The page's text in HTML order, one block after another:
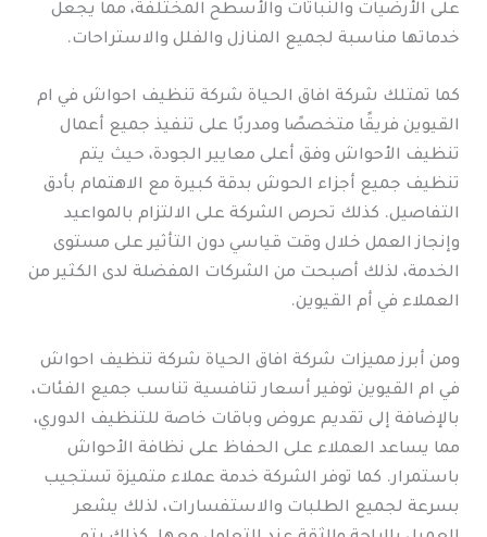
على الأرضيات والنباتات والأسطح المختلفة، مما يجعل
خدماتها مناسبة لجميع المنازل والفلل والاستراحات.
كما تمتلك شركة افاق الحياة شركة تنظيف احواش في ام
القيوين فريقًا متخصصًا ومدربًا على تنفيذ جميع أعمال
تنظيف الأحواش وفق أعلى معايير الجودة، حيث يتم
تنظيف جميع أجزاء الحوش بدقة كبيرة مع الاهتمام بأدق
التفاصيل. كذلك تحرص الشركة على الالتزام بالمواعيد
وإنجاز العمل خلال وقت قياسي دون التأثير على مستوى
الخدمة، لذلك أصبحت من الشركات المفضلة لدى الكثير من
العملاء في أم القيوين.
ومن أبرز مميزات شركة افاق الحياة شركة تنظيف احواش
في ام القيوين توفير أسعار تنافسية تناسب جميع الفئات،
بالإضافة إلى تقديم عروض وباقات خاصة للتنظيف الدوري،
مما يساعد العملاء على الحفاظ على نظافة الأحواش
باستمرار. كما توفر الشركة خدمة عملاء متميزة تستجيب
بسرعة لجميع الطلبات والاستفسارات، لذلك يشعر